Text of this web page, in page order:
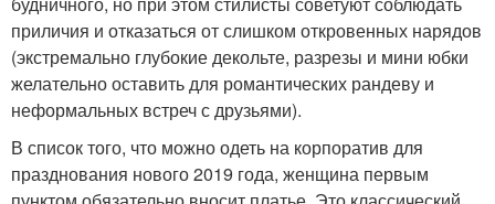
приличия и отказаться от слишком откровенных нарядов
(экстремально глубокие декольте, разрезы и мини юбки
желательно оставить для романтических рандеву и
неформальных встреч с друзьями).
В список того, что можно одеть на корпоратив для
празднования нового 2019 года, женщина первым